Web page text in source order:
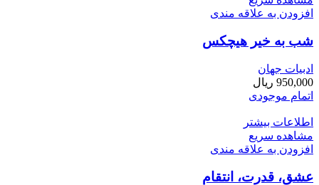
افزودن به علاقه مندی
شب به خیر هیچکس
ادبیات جهان
950,000 ریال
اتمام موجودی
اطلاعات بیشتر
مشاهده سریع
افزودن به علاقه مندی
عشق، قدرت، انتقام